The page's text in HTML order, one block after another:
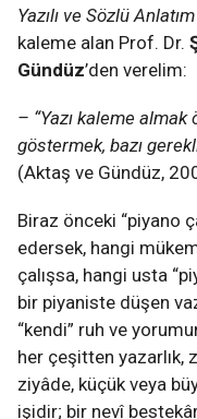
Yazılı ve Sözlü Anlatım
kaleme alan Prof. Dr.
Gündüz’den verelim:
– “Yazı kaleme
göstermek, bazı
(Aktaş ve Gündüz,
Biraz önceki “piyano
edersek, hangi
çalışsa, hangi usta
bir piyaniste düşen
“kendi” ruh ve
her çeşitten yazarlık,
ziyâde, küçük veya
işidir; bir nevî